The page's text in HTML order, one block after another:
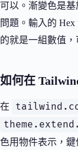
可以。漸變色是
問題。輸入的
的就是一組數值
如何在
在
色用物件表示，鍵